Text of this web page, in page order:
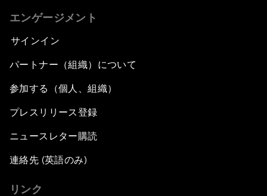
エンゲージメント
サインイン
パートナー（組織）について
参加する（個人、組織）
プレスリリース登録
ニュースレター購読
連絡先 (英語のみ)
リンク